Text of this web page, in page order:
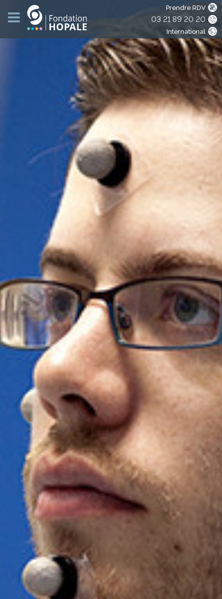
Prendre RDV
03 21 89 20 20
International